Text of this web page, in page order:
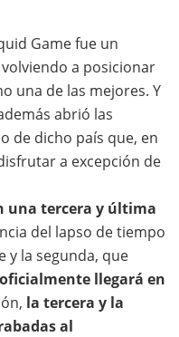
Game fue un
a posicionar
una de las mejores. Y
abrió las
de dicho país que, en
a excepción de
una tercera y última
del lapso de tiempo
y la segunda, que
oficialmente llegará en
la tercera y la
al